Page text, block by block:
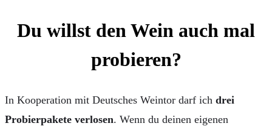
Du willst den Wein auch mal
probieren?
In Kooperation mit Deutsches Weintor darf ich drei
Probierpakete verlosen. Wenn du deinen eigenen